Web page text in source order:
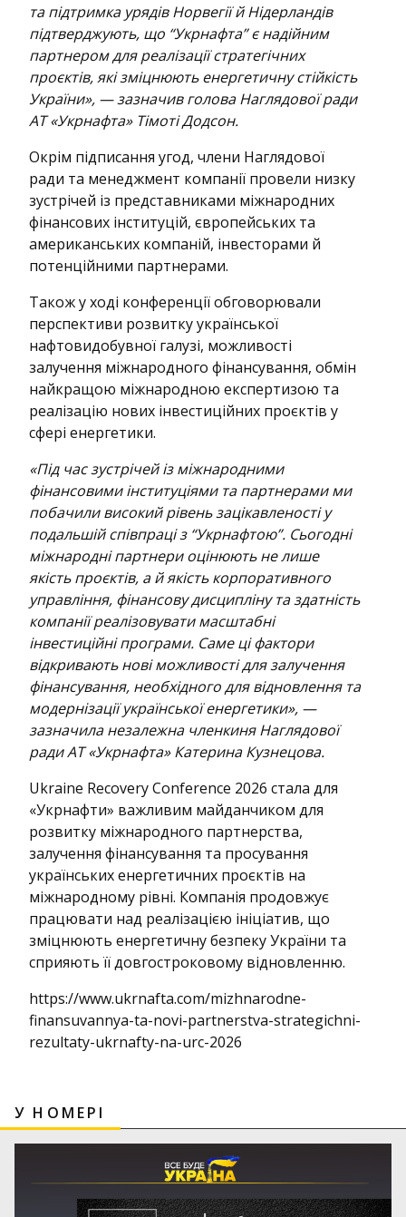
та підтримка урядів Норвегії й Нідерландів
підтверджують, що “Укрнафта” є надійним
партнером для реалізації стратегічних
проєктів, які зміцнюють енергетичну стійкість
України», — зазначив голова Наглядової ради
АТ «Укрнафта» Тімоті Додсон.
Окрім підписання угод, члени Наглядової
ради та менеджмент компанії провели низку
зустрічей із представниками міжнародних
фінансових інституцій, європейських та
американських компаній, інвесторами й
потенційними партнерами.
Також у ході конференції обговорювали
перспективи розвитку української
нафтовидобувної галузі, можливості
залучення міжнародного фінансування, обмін
найкращою міжнародною експертизою та
реалізацію нових інвестиційних проєктів у
сфері енергетики.
«Під час зустрічей із міжнародними
фінансовими інституціями та партнерами ми
побачили високий рівень зацікавленості у
подальшій співпраці з “Укрнафтою”. Сьогодні
міжнародні партнери оцінюють не лише
якість проєктів, а й якість корпоративного
управління, фінансову дисципліну та здатність
компанії реалізовувати масштабні
інвестиційні програми. Саме ці фактори
відкривають нові можливості для залучення
фінансування, необхідного для відновлення та
модернізації української енергетики», —
зазначила незалежна членкиня Наглядової
ради АТ «Укрнафта» Катерина Кузнецова.
Ukraine Recovery Conference 2026 стала для
«Укрнафти» важливим майданчиком для
розвитку міжнародного партнерства,
залучення фінансування та просування
українських енергетичних проєктів на
міжнародному рівні. Компанія продовжує
працювати над реалізацією ініціатив, що
зміцнюють енергетичну безпеку України та
сприяють її довгостроковому відновленню.
https://www.ukrnafta.com/mizhnarodne-
finansuvannya-ta-novi-partnerstva-strategichni-
rezultaty-ukrnafty-na-urc-2026
У НОМЕРІ